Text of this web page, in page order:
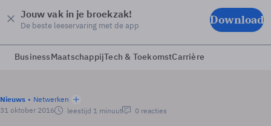
Jouw vak in je broekzak!
De beste leeservaring met de app Download
BusinessMaatschappijTech & ToekomstCarrière
Nieuws
Netwerken
31 oktober 2016
leestijd 1 minuut 0 reacties